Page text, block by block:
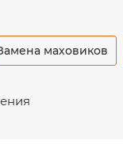
маховиков